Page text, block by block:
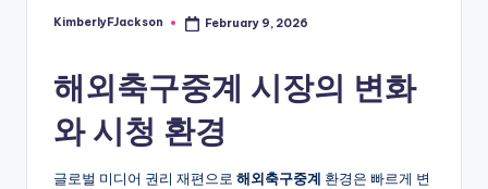
Posted
KimberlyFJackson February 9, 2026
해외축구중계 시장의 변화
와 시청 환경
글로벌 미디어 권리 재편으로 해외축구중계 환경은 빠르게 변